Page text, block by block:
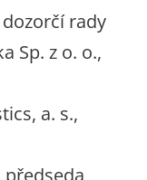
rady
Sp. z o. o.,
a. s.,